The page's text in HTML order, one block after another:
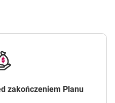
zakończeniem Planu